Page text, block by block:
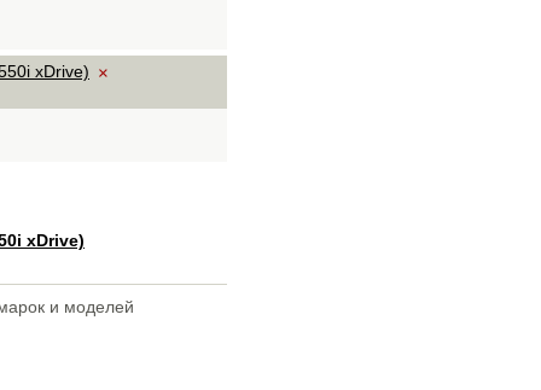
xDrive) ×
xDrive)
и моделей